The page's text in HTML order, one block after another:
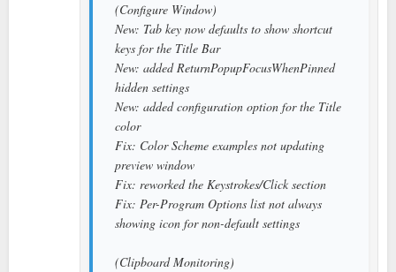
(Configure Window)
New: Tab key now defaults to show shortcut
keys for the Title Bar
New: added ReturnPopupFocusWhenPinned
hidden settings
New: added configuration option for the Title
color
Fix: Color Scheme examples not updating
preview window
Fix: reworked the Keystrokes/Click section
Fix: Per-Program Options list not always
showing icon for non-default settings
(Clipboard Monitoring)